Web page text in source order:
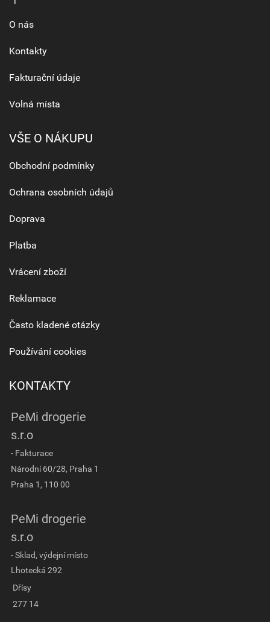
O nás
Kontakty
Fakturační údaje
Volná místa
VŠE O NÁKUPU
Obchodní podmínky
Ochrana osobních údajů
Doprava
Platba
Vrácení zboží
Reklamace
Často kladené otázky
Používání cookies
KONTAKTY
PeMi drogerie
s.r.o
- Fakturace
Národní 60/28, Praha 1
Praha 1, 110 00
PeMi drogerie
s.r.o
- Sklad, výdejní místo
Lhotecká 292
Dřísy
277 14